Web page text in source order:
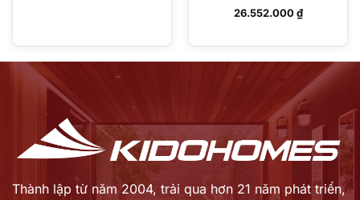
26.552.000₫
Thành lập từ năm 2004, trải qua hơn 21 năm phát triển,